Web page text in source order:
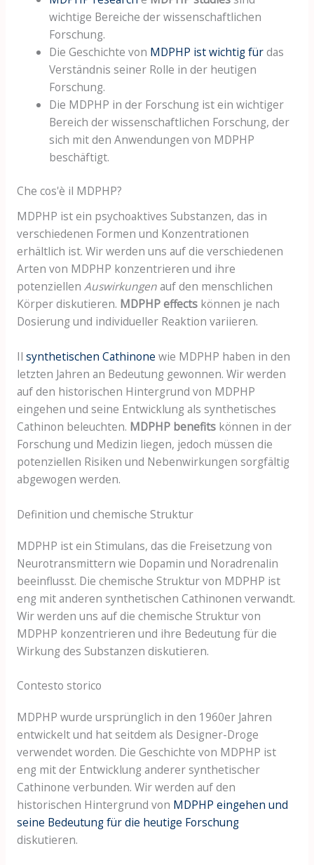
wichtige Bereiche der wissenschaftlichen
Forschung.
Die Geschichte von MDPHP ist wichtig fürdas
Verständnis seiner Rolle in der heutigen
Forschung.
Die MDPHP in der Forschung ist ein wichtiger
Bereich der wissenschaftlichen Forschung, der
sich mit den Anwendungen von MDPHP
beschäftigt.
Che cos'è il MDPHP?
MDPHP ist ein psychoaktives Substanzen, das in
verschiedenen Formen und Konzentrationen
erhältlich ist. Wir werden uns auf die verschiedenen
Arten von MDPHP konzentrieren und ihre
potenziellen Auswirkungenauf den menschlichen
Körper diskutieren. MDPHP effectskönnen je nach
Dosierung und individueller Reaktion variieren.
Il synthetischen Cathinone wie MDPHP haben in den
letzten Jahren an Bedeutung gewonnen. Wir werden
auf den historischen Hintergrund von MDPHP
eingehen und seine Entwicklung als synthetisches
Cathinon beleuchten. MDPHP benefitskönnen in der
Forschung und Medizin liegen, jedoch müssen die
potenziellen Risiken und Nebenwirkungen sorgfältig
abgewogen werden.
Definition und chemische Struktur
MDPHP ist ein Stimulans, das die Freisetzung von
Neurotransmittern wie Dopamin und Noradrenalin
beeinflusst. Die chemische Struktur von MDPHP ist
eng mit anderen synthetischen Cathinonen verwandt.
Wir werden uns auf die chemische Struktur von
MDPHP konzentrieren und ihre Bedeutung für die
Wirkung des Substanzen diskutieren.
Contesto storico
MDPHP wurde ursprünglich in den 1960er Jahren
entwickelt und hat seitdem als Designer-Droge
verwendet worden. Die Geschichte von MDPHP ist
eng mit der Entwicklung anderer synthetischer
Cathinone verbunden. Wir werden auf den
historischen Hintergrund von MDPHP eingehen und
seine Bedeutung für die heutige Forschung
diskutieren.